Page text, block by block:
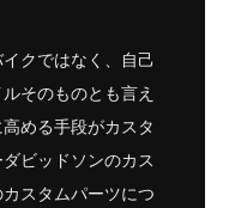
クではなく、自己
そのものとも言え
める手段がカスタ
ビッドソンのカス
スタムパーツにつ